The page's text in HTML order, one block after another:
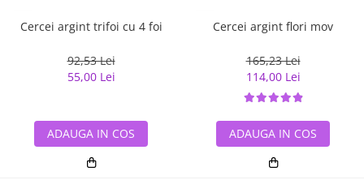
Cercei argint trifoi cu 4 foi
92,53 Lei
55,00 Lei
ADAUGA IN COS
Cercei argint flori mov
165,23 Lei
114,00 Lei
ADAUGA IN COS